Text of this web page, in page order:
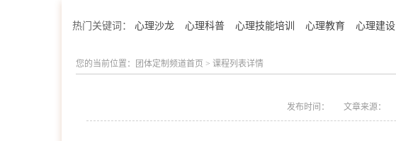
热门关键词： 心理沙龙 心理科普 心理技能培训 心理教育 心理建设
您的当前位置： 团体定制频道首页 > 课程列表详情
发布时间： 文章来源：